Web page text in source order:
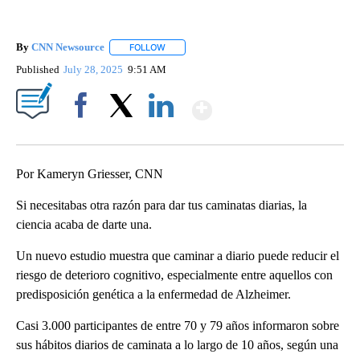
By CNN Newsource FOLLOW
Published July 28, 2025 9:51 AM
Por Kameryn Griesser, CNN
Si necesitabas otra razón para dar tus caminatas diarias, la
ciencia acaba de darte una.
Un nuevo estudio muestra que caminar a diario puede reducir el
riesgo de deterioro cognitivo, especialmente entre aquellos con
predisposición genética a la enfermedad de Alzheimer.
Casi 3.000 participantes de entre 70 y 79 años informaron sobre
sus hábitos diarios de caminata a lo largo de 10 años, según una